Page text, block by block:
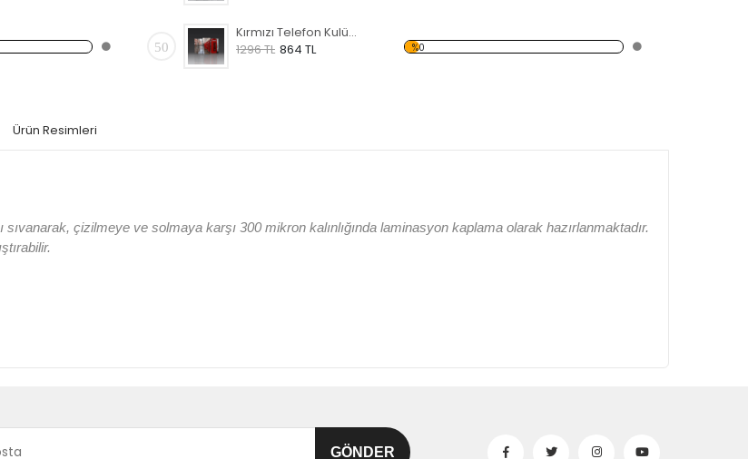
50
Kırmızı Telefon Kulübeleri Desen Duvar Panosu
1296 TL 864 TL %0
Ürün Resimleri
çizilmeye ve solmaya karşı 300 mikron kalınlığında laminasyon kaplama olarak hazırlanmaktadır.